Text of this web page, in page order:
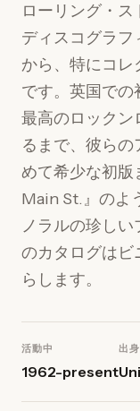
ローリング・
ディスコグラフ
から、特にコレ
です。英国での
最高のロックン
るまで、彼ら
めて希少な初版
Main St.』のよ
ノラルの珍し
のカタログはビ
らします。
活動中
1962-present
出身